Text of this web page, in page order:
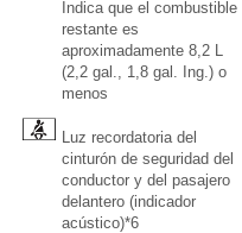
Indica que el combustible
restante es
aproximadamente 8,2 L
(2,2 gal., 1,8 gal. Ing.) o
menos
Luz recordatoria del
cinturón de seguridad del
conductor y del pasajero
delantero (indicador
acústico)*6